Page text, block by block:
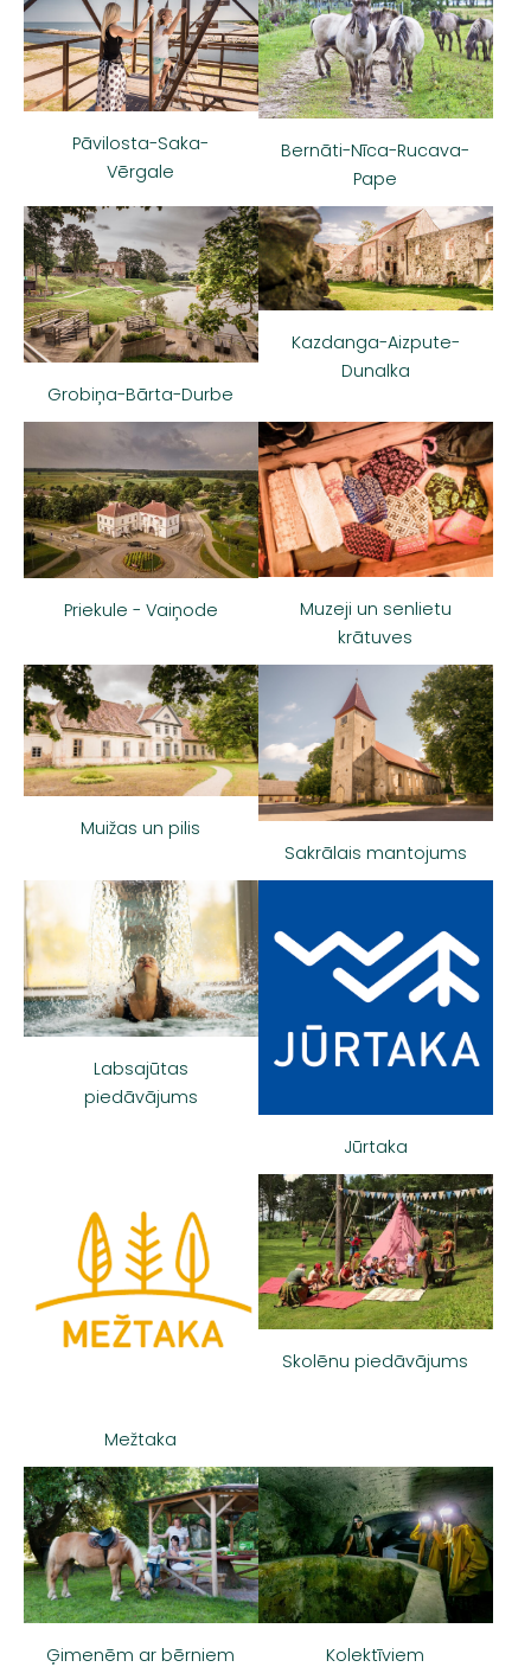
Pāvilosta-Saka-
Vērgale
Bernāti-Nīca-Rucava-
Pape
Grobiņa-Bārta-Durbe
Kazdanga-Aizpute-
Dunalka
Priekule - Vaiņode
Muzeji un senlietu
krātuves
Muižas un pilis
Sakrālais mantojums
Labsajūtas
piedāvājums
Jūrtaka
Mežtaka
Skolēnu piedāvājums
Ģimenēm ar bērniem Kolektīviem